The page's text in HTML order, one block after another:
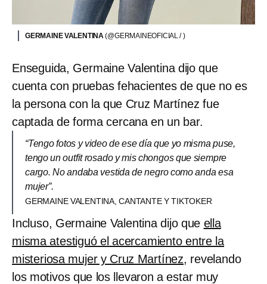
GERMAINE VALENTINA(@GERMAINEOFICIAL / )
Enseguida, Germaine Valentina dijo que
cuenta con pruebas fehacientes de que no es
la persona con la que Cruz Martínez fue
captada de forma cercana en un bar.
“Tengo fotos y video de ese día que yo misma puse,
tengo un outfit rosado y mis chongos que siempre
cargo. No andaba vestida de negro como anda esa
mujer”.
GERMAINE VALENTINA, CANTANTE Y TIKTOKER
Incluso, Germaine Valentina dijo que ella
misma atestiguó el acercamiento entre la
misteriosa mujer y Cruz Martínez, revelando
los motivos que los llevaron a estar muy